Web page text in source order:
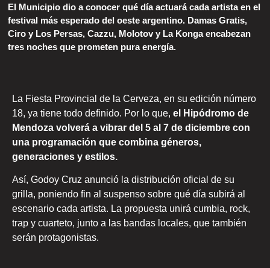
El Municipio dio a conocer qué día actuará cada artista en el
festival más esperado del oeste argentino. Damas Gratis,
Ciro y Los Persas, Cazzu, Molotov y La Konga encabezan
tres noches que prometen pura energía.
La Fiesta Provincial de la Cerveza, en su edición número
18, ya tiene todo definido. Por lo que, el Hipódromo de
Mendoza volverá a vibrar del 5 al 7 de diciembre con
una programación que combina géneros,
generaciones y estilos.
Así, Godoy Cruz anunció la distribución oficial de su
grilla, poniendo fin al suspenso sobre qué día subirá al
escenario cada artista. La propuesta unirá cumbia, rock,
trap y cuarteto, junto a las bandas locales, que también
serán protagonistas.